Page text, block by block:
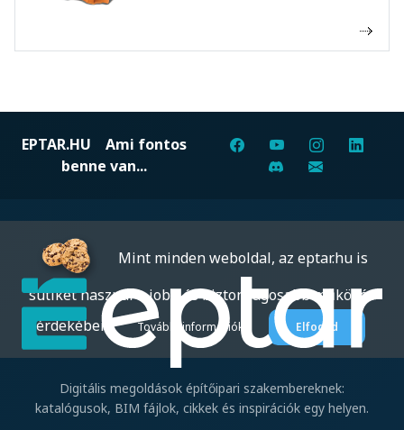
EPTAR.HU Ami fontos
benne van...
Digitális megoldások építőipari szakembereknek:
katalógusok, BIM fájlok, cikkek és inspirációk egy helyen.
Mint minden weboldal, az eptar.hu is
sütiket használ a jobb és biztonságosabb működés
érdekében.További információk Elfogad